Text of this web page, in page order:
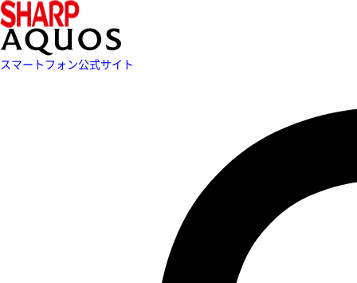
スマートフォン公式サイト